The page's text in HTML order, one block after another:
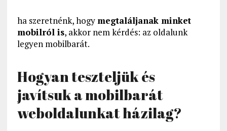
ha szeretnénk, hogy megtaláljanak minket
mobilról is, akkor nem kérdés: az oldalunk
legyen mobilbarát.
Hogyan teszteljük és
javítsuk a mobilbarát
weboldalunkat házilag?